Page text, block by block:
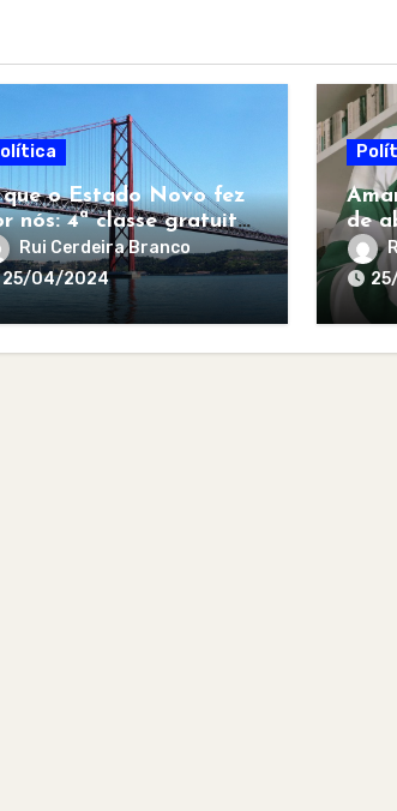
o Estado Novo fez
nós: 4ª classe gratuita
todos
Rui Cerdeira Branco
25/04/2024
de